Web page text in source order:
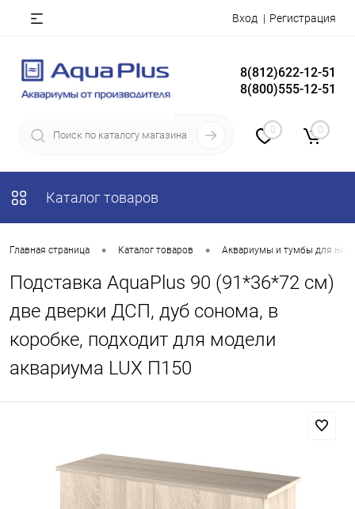
Вход Регистрация
8(812)622-12-51
8(800)555-12-51
0 0
Каталог товаров
Главная страница • Каталог товаров • Аквариумы и тумбы для них
Подставка AquaPlus 90 (91*36*72 см)
две дверки ДСП, дуб сонома, в
коробке, подходит для модели
аквариума LUX П150